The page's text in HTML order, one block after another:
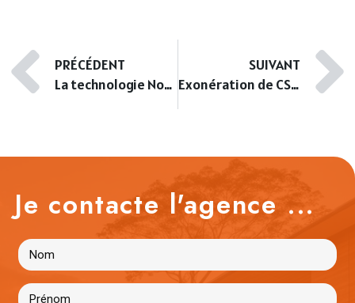
PRÉCÉDENT
La technologie Nodalview pour l’immobilier
SUIVANT
Exonération de CSG pour les non-résidents européens
Je contacte l'agence ...